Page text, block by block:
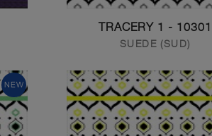
10301 - TRACERY 1
SUEDE (SUD)
NEW